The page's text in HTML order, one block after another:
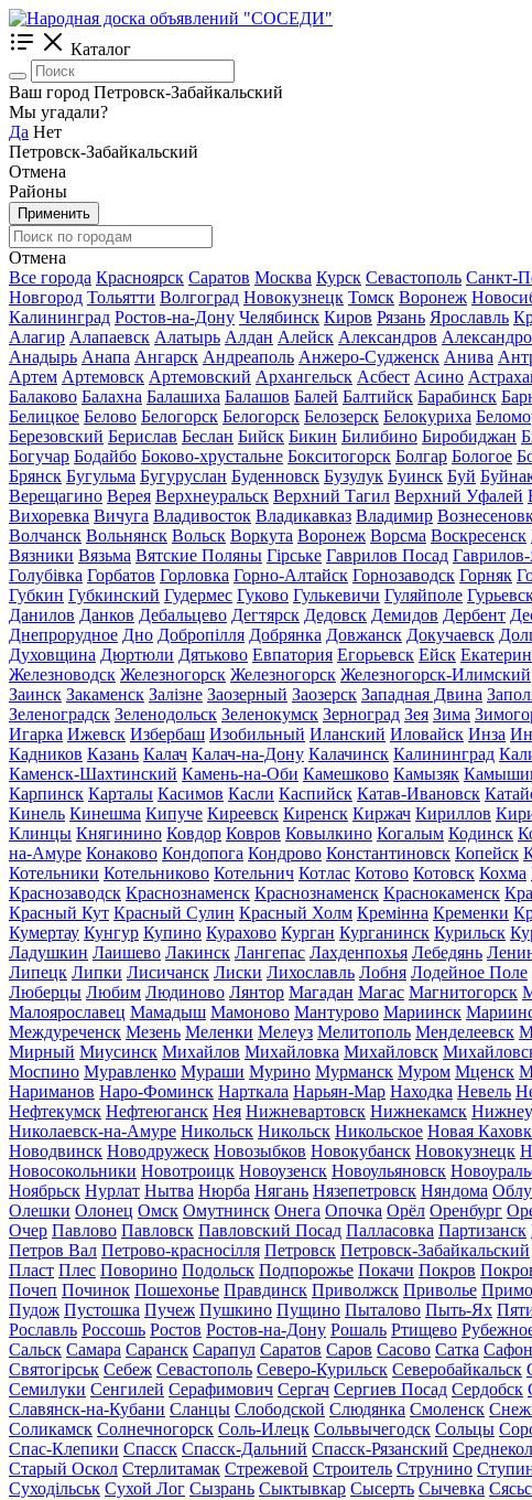
Каталог
Ваш город Петровск-Забайкальский
Мы угадали?
Да Нет
Петровск-Забайкальский
Отмена
Районы
Применить
Отмена
Все города Красноярск Саратов Москва Курск Севастополь Санкт-
Новгород Тольятти Волгоград Новокузнецк Томск Воронеж
Калининград Ростов-на-Дону Челябинск Киров Рязань Ярославль
Алагир Алапаевск Алатырь Алдан Алейск Александров
Анадырь Анапа Ангарск Андреаполь Анжеро-Судженск Анива
Артем Артемовск Артемовский Архангельск Асбест Асино
Балаково Балахна Балашиха Балашов Балей Балтийск Барабинск
Белицкое Белово Белогорск Белогорск Белозерск Белокуриха
Березовский Берислав Беслан Бийск Бикин Билибино Биробиджан
Богучар Бодайбо Боково-хрустальне Бокситогорск Болгар Бологое
Брянск Бугульма Бугуруслан Буденновск Бузулук Буинск Буй
Верещагино Верея Верхнеуральск Верхний Тагил Верхний Уфалей
Вихоревка Вичуга Владивосток Владикавказ Владимир
Волчанск Вольнянск Вольск Воркута Воронеж Ворсма Воскресенск
Вязники Вязьма Вятские Поляны Гірське Гаврилов Посад
Голубівка Горбатов Горловка Горно-Алтайск Горнозаводск Горняк
Губкин Губкинский Гудермес Гуково Гулькевичи Гуляйполе
Данилов Данков Дебальцево Дегтярск Дедовск Демидов Дербент
Днепрорудное Дно Добропілля Добрянка Довжанск Докучаевск
Духовщина Дюртюли Дятьково Евпатория Егорьевск Ейск
Железноводск Железногорск Железногорск Железногорск-Илимский
Заинск Закаменск Залізне Заозерный Заозерск Западная Двина
Зеленоградск Зеленодольск Зеленокумск Зерноград Зея Зима
Игарка Ижевск Избербаш Изобильный Иланский Иловайск Инза
Кадников Казань Калач Калач-на-Дону Калачинск Калининград
Каменск-Шахтинский Камень-на-Оби Камешково Камызяк
Карпинск Карталы Касимов Касли Каспийск Катав-Ивановск
Кинель Кинешма Кипуче Киреевск Киренск Киржач Кириллов
Клинцы Княгинино Ковдор Ковров Ковылкино Когалым Кодинск
на-Амуре Конаково Кондопога Кондрово Константиновск Копейск
Котельники Котельниково Котельнич Котлас Котово Котовск Кохма
Краснозаводск Краснознаменск Краснознаменск Краснокаменск
Красный Кут Красный Сулин Красный Холм Кремінна Кременки
Кумертау Кунгур Купино Курахово Курган Курганинск Курильск
Ладушкин Лаишево Лакинск Лангепас Лахденпохья Лебедянь
Липецк Липки Лисичанск Лиски Лихославль Лобня Лодейное Поле
Люберцы Любим Людиново Лянтор Магадан Магас Магнитогорск
Малоярославец Мамадыш Мамоново Мантурово Мариинск
Междуреченск Мезень Меленки Мелеуз Мелитополь Менделеевск
Мирный Миусинск Михайлов Михайловка Михайловск
Моспино Муравленко Мураши Мурино Мурманск Муром Мценск
Нариманов Наро-Фоминск Нарткала Нарьян-Мар Находка Невель
Нефтекумск Нефтеюганск Нея Нижневартовск Нижнекамск
Николаевск-на-Амуре Никольск Никольск Никольское Новая
Новодвинск Новодружеск Новозыбков Новокубанск Новокузнецк
Новосокольники Новотроицк Новоузенск Новоульяновск
Ноябрьск Нурлат Нытва Нюрба Нягань Нязепетровск Няндома
Олешки Олонец Омск Омутнинск Онега Опочка Орёл Оренбург
Очер Павлово Павловск Павловский Посад Палласовка Партизанск
Петров Вал Петрово-красносілля Петровск Петровск-Забайкальский
Пласт Плес Поворино Подольск Подпорожье Покачи Покров
Почеп Починок Пошехонье Правдинск Приволжск Приволье
Пудож Пустошка Пучеж Пушкино Пущино Пыталово Пыть-Ях
Рославль Россошь Ростов Ростов-на-Дону Рошаль Ртищево
Сальск Самара Саранск Сарапул Саратов Саров Сасово Сатка
Святогірськ Себеж Севастополь Северо-Курильск Северобайкальск
Семилуки Сенгилей Серафимович Сергач Сергиев Посад Сердобск
Славянск-на-Кубани Сланцы Слободской Слюдянка Смоленск
Соликамск Солнечногорск Соль-Илецк Сольвычегодск Сольцы
Спас-Клепики Спасск Спасск-Дальний Спасск-Рязанский
Старый Оскол Стерлитамак Стрежевой Строитель Струнино
Суходільськ Сухой Лог Сызрань Сыктывкар Сысерть Сычевка